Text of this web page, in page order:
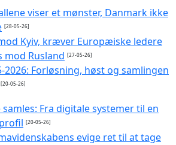
viser et mønster, Danmark ikke
[28-05-26]
Kyiv, kræver Europæiske ledere
mod Rusland [27-05-26]
2026: Forløsning, høst og samlingen
[20-05-26]
Fra digitale systemer til en
[20-05-26]
evige ret til at tage